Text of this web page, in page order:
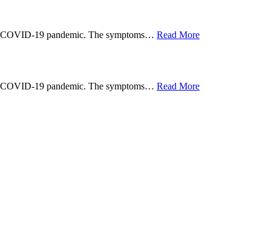
COVID-19 pandemic. The symptoms… Read More
COVID-19 pandemic. The symptoms… Read More